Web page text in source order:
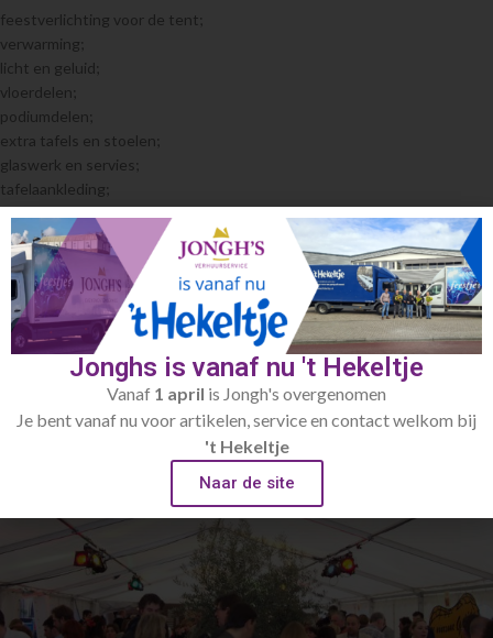
feestverlichting voor de tent;
verwarming;
licht en geluid;
vloerdelen;
podiumdelen;
extra tafels en stoelen;
glaswerk en servies;
tafelaankleding;
koelkasten en keukenapparatuur;
etcetera.
Het is handig -en kostenbesparend- om 1 leverancier en aanspreekpunt
te hebben voor alles rondom de party- en tentverhuur.
Bekijk hetgehele party- en tentenverhuur assortiment
van Jongh’s
online. Onderstaand treft u een aantal relevante productgroepen.
Jonghs is vanaf nu 't Hekeltje
Vanaf 1 april is Jongh's overgenomen
Je bent vanaf nu voor artikelen, service en contact welkom bij
't Hekeltje
Naar de site